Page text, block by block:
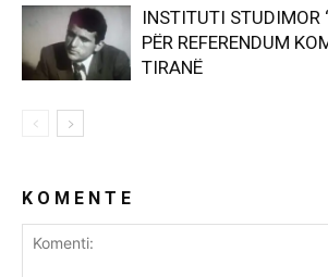
INSTITUTI STUDIMOR
PËR REFERENDUM
TIRANË
K O M E N T E